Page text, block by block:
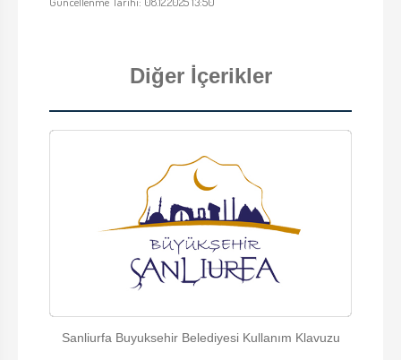
Diğer İçerikler
Sanliurfa Buyuksehir Belediyesi Kullanım Klavuzu